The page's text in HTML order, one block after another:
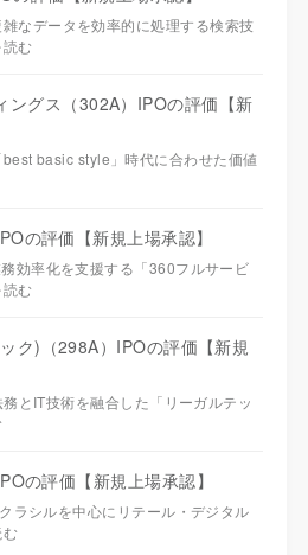
なデータを効率的に処理する検索技
む
ングス（302A）IPOの評価【新
basic style」時代に合わせた価値
の評価【新規上場承認】
効率化を支援する「360フルサービ
む
ク)（298A）IPOの評価【新規
とIT技術を融合した「リーガルテッ
の評価【新規上場承認】
ラシルを中心にリテール・デジタル